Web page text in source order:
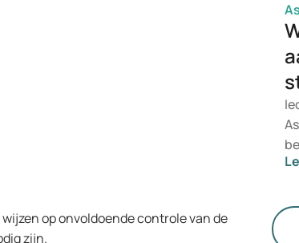
op onvoldoende controle van de
zijn.